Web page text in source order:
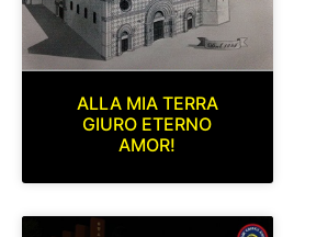
ALLA MIA TERRA
GIURO ETERNO
AMOR!